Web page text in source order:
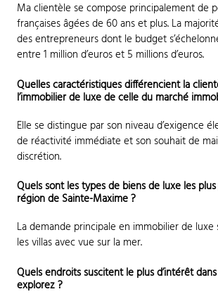
Ma clientèle se compose principalement de
françaises âgées de 60 ans et plus. La
des entrepreneurs dont le budget
entre 1 million d’euros et 5 millions d’euros.
Quelles caractéristiques différencient la
l’immobilier de luxe de celle du marché
Elle se distingue par son niveau d’exigence
de réactivité immédiate et son souhait de
discrétion.
Quels sont les types de biens de luxe les
région de Sainte-Maxime ?
La demande principale en immobilier de
les villas avec vue sur la mer.
Quels endroits suscitent le plus d’intérêt
explorez ?